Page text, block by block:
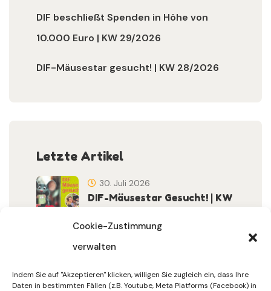
Cookie-Zustimmung
verwalten
Indem Sie auf "Akzeptieren" klicken, willigen Sie zugleich ein, dass Ihre
Daten in bestimmten Fällen (z.B. Youtube, Meta Platforms (Facebook) in
DIF beschließt Spenden in Höhe von
10.000 Euro | KW 29/2026
DIF-Mäusestar gesucht! | KW 28/2026
Letzte Artikel
DIF-Mäusestar Gesucht! | KW
30. Juli 2026
Sommerferien | KW 31/…
30. Juli 2026